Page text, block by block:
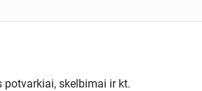
potvarkiai, skelbimai ir kt.